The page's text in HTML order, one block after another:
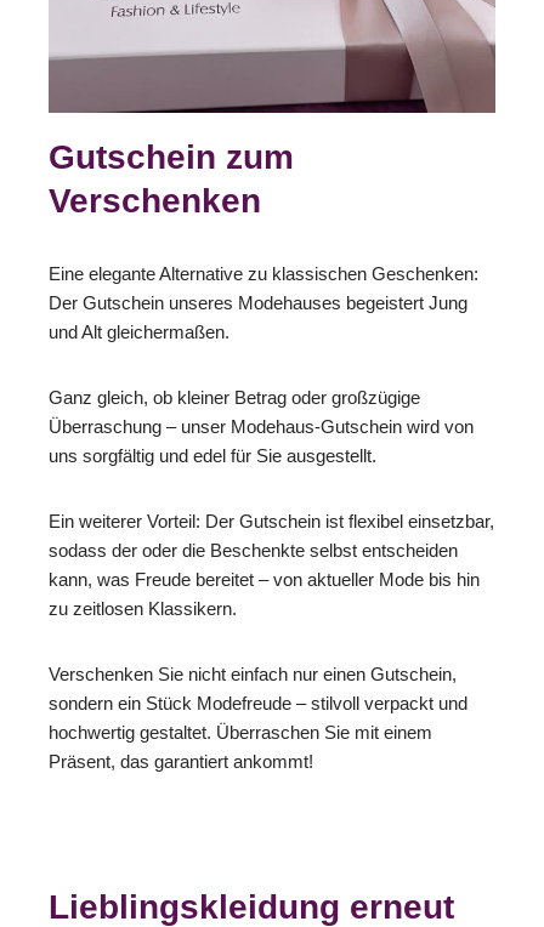
Gutschein zum
Verschenken
Eine elegante Alternative zu klassischen Geschenken:
Der Gutschein unseres Modehauses begeistert Jung
und Alt gleichermaßen.
Ganz gleich, ob kleiner Betrag oder großzügige
Überraschung – unser Modehaus-Gutschein wird von
uns sorgfältig und edel für Sie ausgestellt.
Ein weiterer Vorteil: Der Gutschein ist flexibel einsetzbar,
sodass der oder die Beschenkte selbst entscheiden
kann, was Freude bereitet – von aktueller Mode bis hin
zu zeitlosen Klassikern.
Verschenken Sie nicht einfach nur einen Gutschein,
sondern ein Stück Modefreude – stilvoll verpackt und
hochwertig gestaltet. Überraschen Sie mit einem
Präsent, das garantiert ankommt!
Lieblingskleidung erneut